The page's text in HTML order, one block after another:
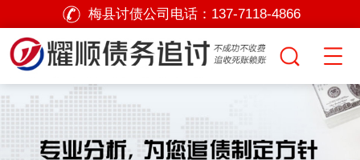
梅县讨债公司电话： 137-7118-4866